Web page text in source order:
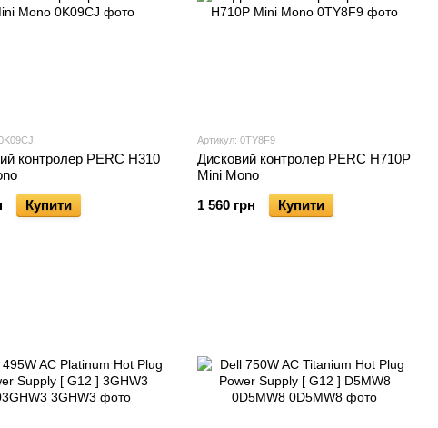
контролер PERC H310
Купити
Артикул: 0TY8F9
Дисковий контролер PERC H710P
Mini Mono
1 560 грн
Купити